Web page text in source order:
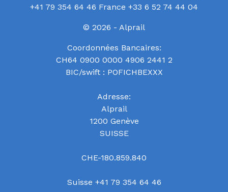
+41 79 354 64 46 France +33 6 52 74 44 04
© 2026 - Alprail
Coordonnées Bancaires:
CH64 0900 0000 4906 2441 2
BIC/swift : POFICHBEXXX
Adresse:
Alprail
1200 Genève
SUISSE
CHE-180.859.840
Suisse +41 79 354 64 46